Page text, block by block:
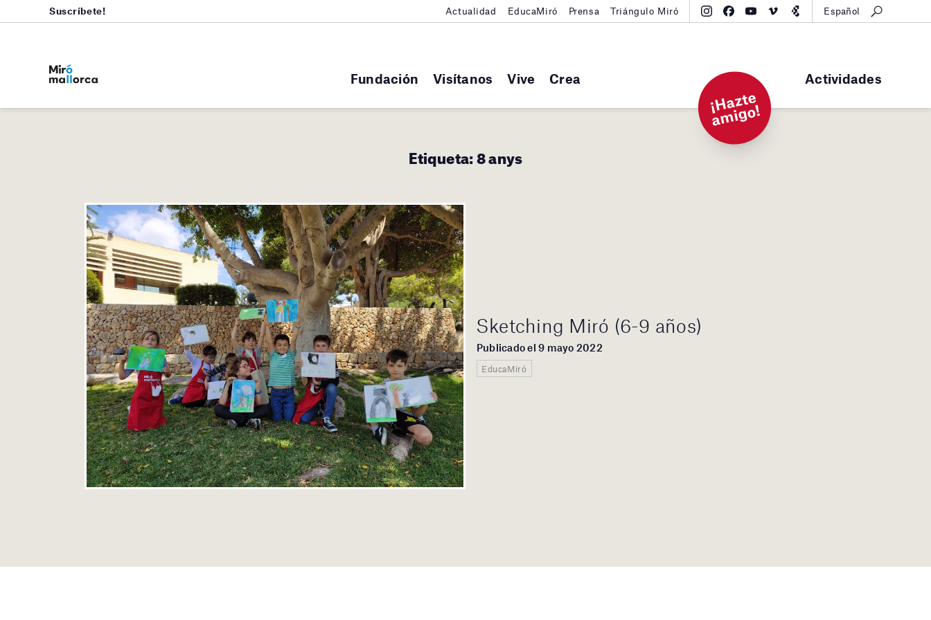
Fundación Visítanos Vive Crea Actividades
Suscríbete! Actualidad EducaMiró Prensa Triángulo Miró Español
¡
H
a
zt
e
a
mi
g
o!
Etiqueta:8 anys
Sketching Miró (6-9 años)
Publicado el 9 mayo 2022
EducaMiró